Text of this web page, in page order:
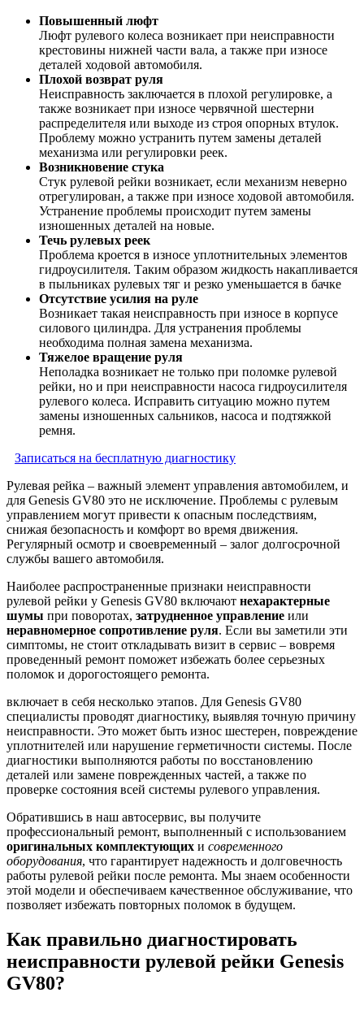
Повышенный люфт
Люфт рулевого колеса возникает при неисправности
крестовины нижней части вала, а также при износе
деталей ходовой автомобиля.
Плохой возврат руля
Неисправность заключается в плохой регулировке, а
также возникает при износе червячной шестерни
распределителя или выходе из строя опорных втулок.
Проблему можно устранить путем замены деталей
механизма или регулировки реек.
Возникновение стука
Стук рулевой рейки возникает, если механизм неверно
отрегулирован, а также при износе ходовой автомобиля.
Устранение проблемы происходит путем замены
изношенных деталей на новые.
Течь рулевых реек
Проблема кроется в износе уплотнительных элементов
гидроусилителя. Таким образом жидкость накапливается
в пыльниках рулевых тяг и резко уменьшается в бачке
Отсутствие усилия на руле
Возникает такая неисправность при износе в корпусе
силового цилиндра. Для устранения проблемы
необходима полная замена механизма.
Тяжелое вращение руля
Неполадка возникает не только при поломке рулевой
рейки, но и при неисправности насоса гидроусилителя
рулевого колеса. Исправить ситуацию можно путем
замены изношенных сальников, насоса и подтяжкой
ремня.
Записаться на бесплатную диагностику
Рулевая рейка – важный элемент управления автомобилем, и
для Genesis GV80 это не исключение. Проблемы с рулевым
управлением могут привести к опасным последствиям,
снижая безопасность и комфорт во время движения.
Регулярный осмотр и своевременный – залог долгосрочной
службы вашего автомобиля.
Наиболее распространенные признаки неисправности
рулевой рейки у Genesis GV80 включают нехарактерные
шумы при поворотах, затрудненное управление или
неравномерное сопротивление руля. Если вы заметили эти
симптомы, не стоит откладывать визит в сервис – вовремя
проведенный ремонт поможет избежать более серьезных
поломок и дорогостоящего ремонта.
включает в себя несколько этапов. Для Genesis GV80
специалисты проводят диагностику, выявляя точную причину
неисправности. Это может быть износ шестерен, повреждение
уплотнителей или нарушение герметичности системы. После
диагностики выполняются работы по восстановлению
деталей или замене поврежденных частей, а также по
проверке состояния всей системы рулевого управления.
Обратившись в наш автосервис, вы получите
профессиональный ремонт, выполненный с использованием
оригинальных комплектующих и современного
оборудования, что гарантирует надежность и долговечность
работы рулевой рейки после ремонта. Мы знаем особенности
этой модели и обеспечиваем качественное обслуживание, что
позволяет избежать повторных поломок в будущем.
Как правильно диагностировать
неисправности рулевой рейки Genesis
GV80?